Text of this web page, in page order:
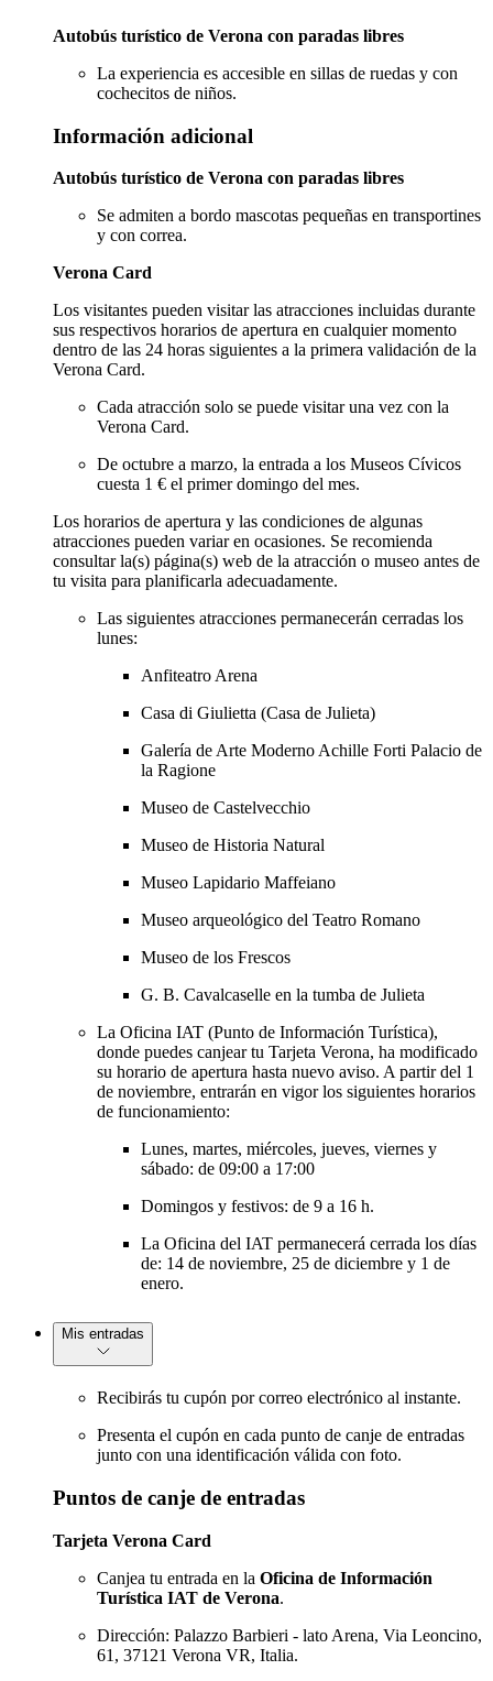
Autobús turístico de Verona con paradas libres
La experiencia es accesible en sillas de ruedas y con
cochecitos de niños.
Información adicional
Autobús turístico de Verona con paradas libres
Se admiten a bordo mascotas pequeñas en transportines
y con correa.
Verona Card
Los visitantes pueden visitar las atracciones incluidas durante
sus respectivos horarios de apertura en cualquier momento
dentro de las 24 horas siguientes a la primera validación de la
Verona Card.
Cada atracción solo se puede visitar una vez con la
Verona Card.
De octubre a marzo, la entrada a los Museos Cívicos
cuesta 1 € el primer domingo del mes.
Los horarios de apertura y las condiciones de algunas
atracciones pueden variar en ocasiones. Se recomienda
consultar la(s) página(s) web de la atracción o museo antes de
tu visita para planificarla adecuadamente.
Las siguientes atracciones permanecerán cerradas los
lunes:
Anfiteatro Arena
Casa di Giulietta (Casa de Julieta)
Galería de Arte Moderno Achille Forti Palacio de
la Ragione
Museo de Castelvecchio
Museo de Historia Natural
Museo Lapidario Maffeiano
Museo arqueológico del Teatro Romano
Museo de los Frescos
G. B. Cavalcaselle en la tumba de Julieta
La Oficina IAT (Punto de Información Turística),
donde puedes canjear tu Tarjeta Verona, ha modificado
su horario de apertura hasta nuevo aviso. A partir del 1
de noviembre, entrarán en vigor los siguientes horarios
de funcionamiento:
Lunes, martes, miércoles, jueves, viernes y
sábado: de 09:00 a 17:00
Domingos y festivos: de 9 a 16 h.
La Oficina del IAT permanecerá cerrada los días
de: 14 de noviembre, 25 de diciembre y 1 de
enero.
Mis entradas
Recibirás tu cupón por correo electrónico al instante.
Presenta el cupón en cada punto de canje de entradas
junto con una identificación válida con foto.
Puntos de canje de entradas
Tarjeta Verona Card
Canjea tu entrada en la Oficina de Información
Turística IAT de Verona.
Dirección: Palazzo Barbieri - lato Arena, Via Leoncino,
61, 37121 Verona VR, Italia.